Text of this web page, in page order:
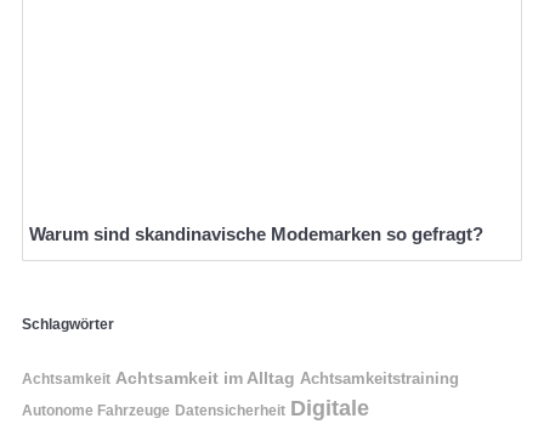
Warum sind skandinavische Modemarken so gefragt?
Schlagwörter
Achtsamkeit Achtsamkeit im Alltag Achtsamkeitstraining
Autonome Fahrzeuge Datensicherheit Digitale